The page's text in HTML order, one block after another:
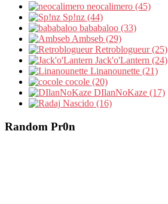
neocalimero (45)
Sp!nz (44)
bababaloo (33)
Ambseb (29)
Retroblogueur (25)
Jack'o'Lantern (24)
Linanounette (21)
cocole (20)
DIlanNoKaze (17)
Nascido (16)
Random Pr0n